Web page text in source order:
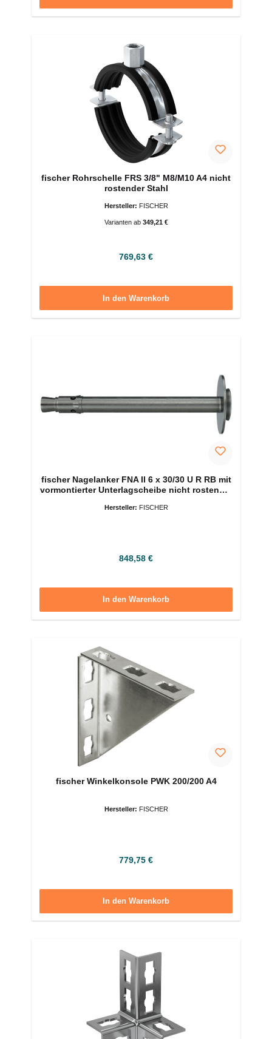
fischer Rohrschelle FRS 3/8" M8/M10 A4 nicht
rostender Stahl
Hersteller: FISCHER
Varianten ab349,21 €
Regulärer Preis:
769,63 €
In den Warenkorb
fischer Nagelanker FNA II 6 x 30/30 U R RB mit
vormontierter Unterlagscheibe nicht rostender
Hersteller: FISCHER
Regulärer Preis:
848,58 €
In den Warenkorb
fischer Winkelkonsole PWK 200/200 A4
Hersteller: FISCHER
Regulärer Preis:
779,75 €
In den Warenkorb